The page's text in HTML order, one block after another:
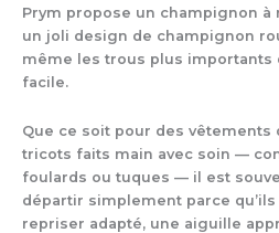
Prym propose un champignon à
un joli design de champignon
même les trous plus importants
facile.
Que ce soit pour des vêtements
tricots faits main avec soin —
foulards ou tuques — il est
départir simplement parce
repriser adapté, une aiguille